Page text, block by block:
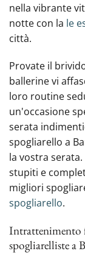
nella vibrante
notte con la le
città.
Provate il
ballerine vi
loro routine
un'occasione
serata
spogliarello a
la vostra
stupiti e
migliori
spogliarello.
Intrattenimento
spogliarelliste a